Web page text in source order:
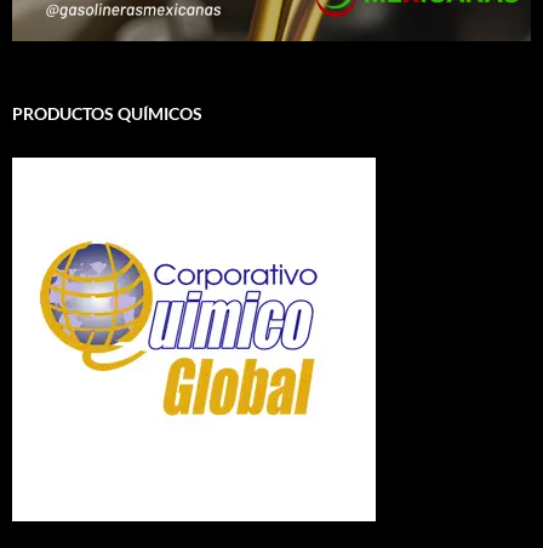
PRODUCTOS QUÍMICOS